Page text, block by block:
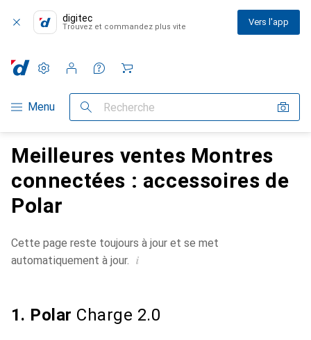
digitec
Trouvez et commandez plus vite Vers l'app
Navigation par catégorie
Menu Recherche
Paramètres
Compte client
Listes de comparaison
Listes d'envies
Panier
Meilleures ventes Montres
connectées : accessoires de
Polar
Cette page reste toujours à jour et se met
automatiquement à jour. i
1. Polar Charge 2.0